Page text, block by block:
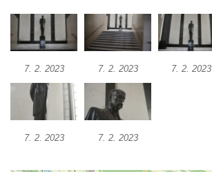
Budějovicích
Socha svatého Josefa na nádvoří kláštera
Socha svaté Anny na nádvoří kláštera
dominikánů v Českých Budějovicích
Socha svatého Dominika na nádvoří
kláštera dominikánů v Českých
7. 2. 2023 7. 2. 2023 7. 2. 2023
7. 2. 2023 7. 2. 2023